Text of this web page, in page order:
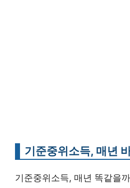
기준중위소득, 매년
기준중위소득, 매년 똑같을